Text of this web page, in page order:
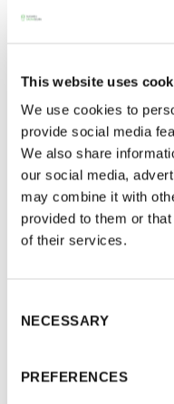
This website uses
We use cookies to
provide social media
We also share
our social media,
may combine it with
provided to them or
of their services.
Selection
NECESSARY
PREFERENCES
myös
-Naisten
miesten vuoro on
sisäänpääsy klo
17.00-20.30.
24.6.2016.